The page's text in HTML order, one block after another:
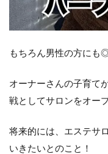
もちろん男性の方にも
オーナーさんの子育て
戦としてサロンをオー
将来的には、エステサ
いきたいとのこと！